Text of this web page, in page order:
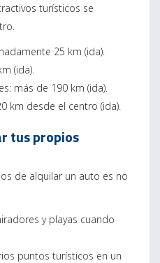
turísticos se
25 km (ida).
(ida).
más de 190 km (ida).
km desde el centro (ida).
tus propios
de alquilar un auto es no
y playas cuando
puntos turísticos en un